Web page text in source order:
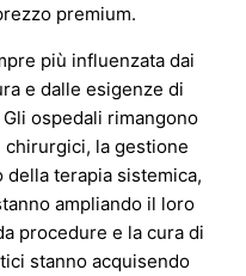
premium.
più influenzata dai
e dalle esigenze di
ospedali rimangono
la gestione
della terapia sistemica,
ampliando il loro
procedure e la cura di
stanno acquisendo